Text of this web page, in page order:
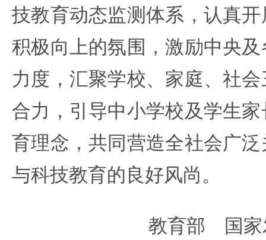
技教育动态监测体系，认真
积极向上的氛围，激励中央
力度，汇聚学校、家庭、社
合力，引导中小学校及学生
育理念，共同营造全社会广
与科技教育的良好风尚。
教育部 国